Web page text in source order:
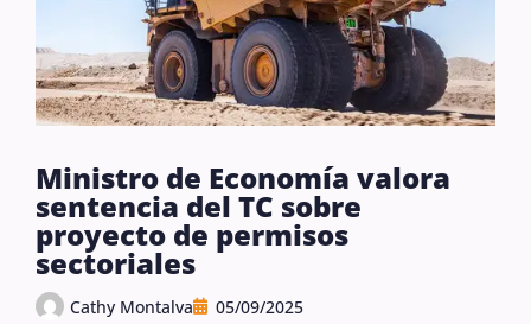
Ministro de Economía valora
sentencia del TC sobre
proyecto de permisos
sectoriales
Cathy Montalva 05/09/2025